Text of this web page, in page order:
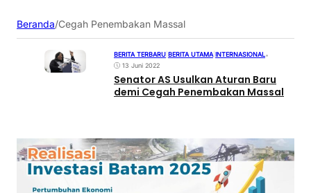
Beranda/Cegah Penembakan Massal
BERITA TERBARU BERITA UTAMA INTERNASIONAL•
13 Juni 2022
Senator AS Usulkan Aturan Baru
demi Cegah Penembakan Massal